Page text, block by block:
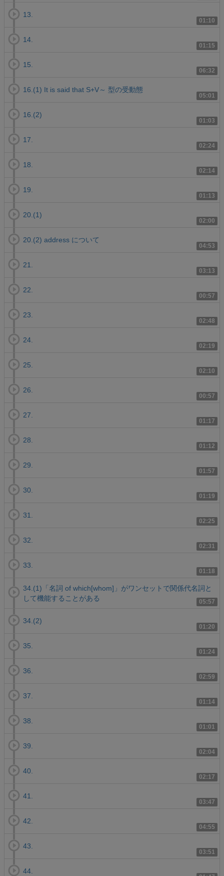
01:10
13.
01:15
14.
06:32
15.
05:01
16.(1) It is said that S+V～ 型の受動態
01:03
16.(2)
02:24
17.
02:14
18.
01:13
19.
02:00
20.(1)
04:53
20.(2) address について
03:13
21.
00:57
22.
02:48
23.
02:19
24.
02:10
25.
00:57
26.
01:17
27.
01:12
28.
01:57
29.
01:19
30.
02:25
31.
02:31
32.
01:18
33.
05:57
34.(1)「名詞 of which[whom]」がワンセットで関係代名詞と
して機能することがある
01:20
34.(2)
01:24
35.
02:59
36.
01:14
37.
01:01
38.
02:04
39.
02:17
40.
03:47
41.
04:55
42.
03:51
43.
44.